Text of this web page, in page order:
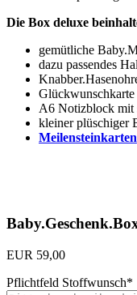
Die Box deluxe
gemütliche
dazu passendes
Glückwunschkarte
A6 Notizblock mit
kleiner plüschiger
Meilensteinkarten
EUR 59,00
Pflichtfeld Stoffwunsch*